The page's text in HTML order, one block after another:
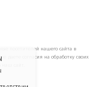
посетителей нашего сайта в
даете согласия на обработку своих
сайт.